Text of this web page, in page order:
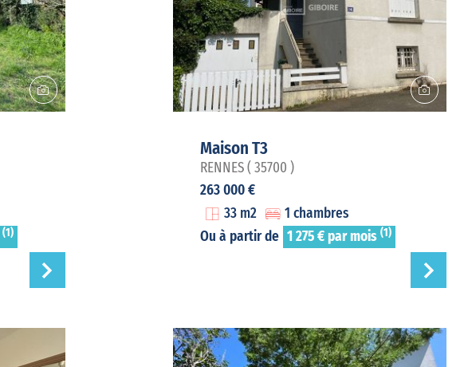
(1)
Maison T3
RENNES ( 35700 )
263 000 €
33 m2
1 chambres
Ou à partir de 1 275 € par mois (1)